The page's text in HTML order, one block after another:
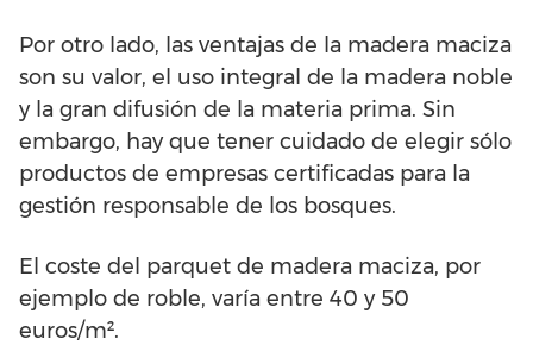
Por otro lado, las ventajas de la madera maciza
son su valor, el uso integral de la madera noble
y la gran difusión de la materia prima. Sin
embargo, hay que tener cuidado de elegir sólo
productos de empresas certificadas para la
gestión responsable de los bosques.
El coste del parquet de madera maciza, por
ejemplo de roble, varía entre 40 y 50
euros/m².